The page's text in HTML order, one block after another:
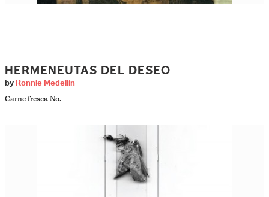
HERMENEUTAS DEL DESEO
by Ronnie Medellín
Carne fresca No.